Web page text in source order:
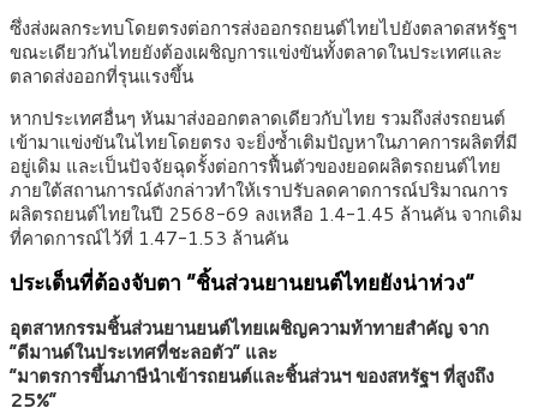
ซึ่งส่งผลกระทบโดยตรงต่อการส่งออกรถยนต์ไทยไปยังตลาดสหรัฐฯ
ขณะเดียวกันไทยยังต้องเผชิญการแข่งขันทั้งตลาดในประเทศและ
ตลาดส่งออกที่รุนแรงขึ้น
หากประเทศอื่นๆ หันมาส่งออกตลาดเดียวกับไทย รวมถึงส่งรถยนต์
เข้ามาแข่งขันในไทยโดยตรง จะยิ่งซ้ำเติมปัญหาในภาคการผลิตที่มี
อยู่เดิม และเป็นปัจจัยฉุดรั้งต่อการฟื้นตัวของยอดผลิตรถยนต์ไทย
ภายใต้สถานการณ์ดังกล่าวทำให้เราปรับลดคาดการณ์ปริมาณการ
ผลิตรถยนต์ไทยในปี 2568-69 ลงเหลือ 1.4-1.45 ล้านคัน จากเดิม
ที่คาดการณ์ไว้ที่ 1.47-1.53 ล้านคัน
ประเด็นที่ต้องจับตา “ชิ้นส่วนยานยนต์ไทยยังน่าห่วง”
อุตสาหกรรมชิ้นส่วนยานยนต์ไทยเผชิญความท้าทายสำคัญ จาก
”ดีมานด์ในประเทศที่ชะลอตัว” และ
”มาตรการขึ้นภาษีนำเข้ารถยนต์และชิ้นส่วนฯ ของสหรัฐฯ ที่สูงถึง
25%”